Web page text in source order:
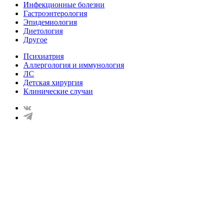
Инфекционные болезни
Гастроэнтерология
Эпидемиология
Диетология
Другое
Психиатрия
Аллергология и иммунология
ЛС
Детская хирургия
Клинические случаи